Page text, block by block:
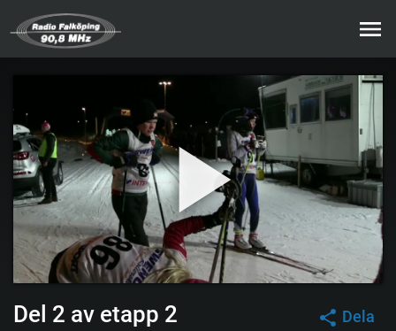
Dela
Del 2 av etapp 2